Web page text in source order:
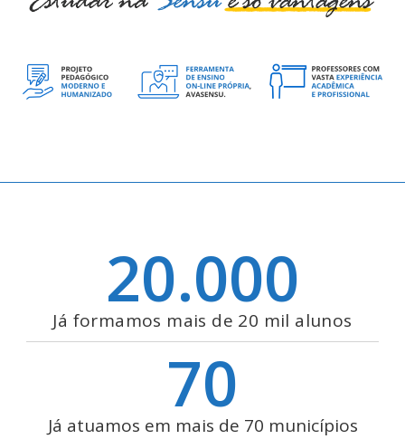
Já formamos mais de 20 mil alunos
20.000
Já atuamos em mais de 70 municípios
70